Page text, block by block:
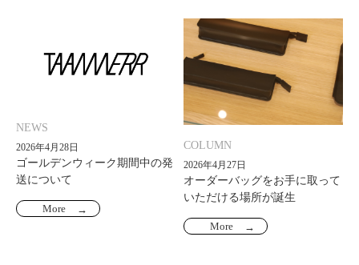
NEWS
2026年4月28日
ゴールデンウィーク期間中の発
送について
More
COLUMN
2026年4月27日
オーダーバッグをお手に取って
いただける場所が誕生
More